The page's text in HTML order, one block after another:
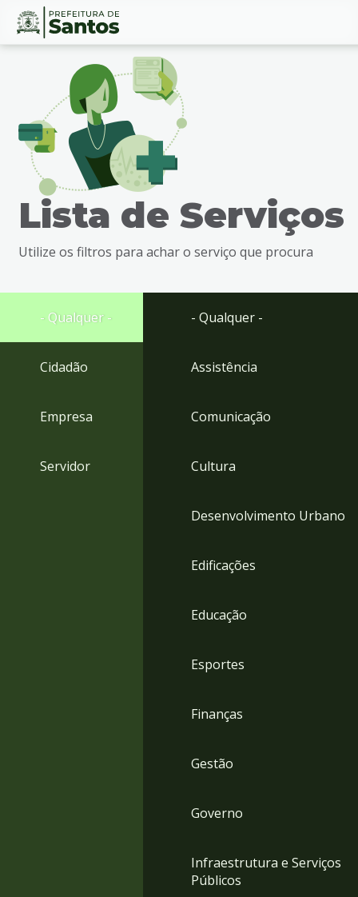
Ir
busca
Ir
rodapé
Conteúdo
Lista de Serviços
Utilize os filtros para achar o serviço que procura
- Qualquer -
Cidadão
Empresa
Servidor
- Qualquer -
Assistência
Comunicação
Cultura
Desenvolvimento Urbano
Edificações
Educação
Esportes
Finanças
Gestão
Governo
Infraestrutura e Serviços
Públicos